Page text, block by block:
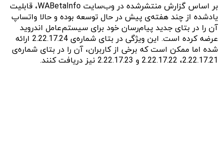
بر اساس گزارش منتشرشده در وب‌سایت WABetaInfo، قابلیت‌
یادشده از چند هفته‌ی پیش در حال توسعه بوده و حالا واتساپ
آن را در بتای جدید پیام‌رسان خود برای سیستم‌عامل اندروید
عرضه کرده است. این ویژگی در بتای شماره‌ی 2.22.17.24 ارائه
شده اما ممکن است که برخی از کاربران، آن را در بتای شماره‌ی
2.22.17.21، 2.22.17.22 و 2.22.17.23 نیز دریافت کنند.